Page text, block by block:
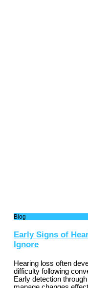
Blog
Early Signs of
Ignore
Hearing loss often
difficulty following
Early detection